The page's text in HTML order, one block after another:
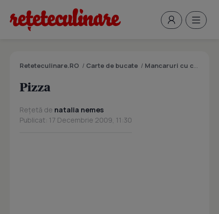
Reteteculinare.RO / Carte de bucate / Mancaruri cu carne
Pizza
Rețetă de natalia nemes
Publicat: 17 Decembrie 2009, 11:30